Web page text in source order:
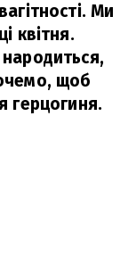
Ми
квітня.
щоб
герцогиня.